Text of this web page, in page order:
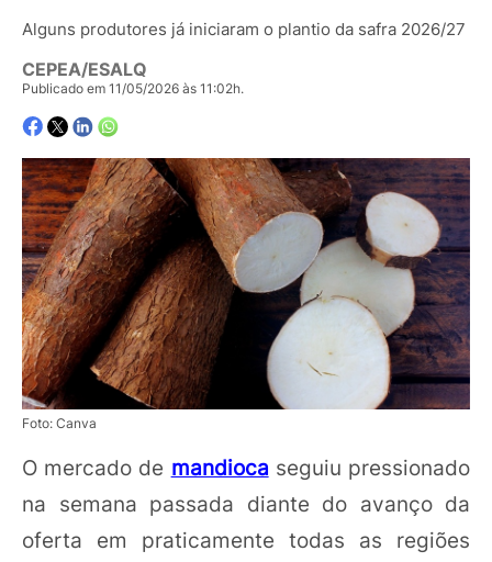
Alguns produtores já iniciaram o plantio da safra 2026/27
CEPEA/ESALQ
Publicado em 11/05/2026 às 11:02h.
Foto: Canva
O mercado de mandioca seguiu pressionado
na semana passada diante do avanço da
oferta em praticamente todas as regiões